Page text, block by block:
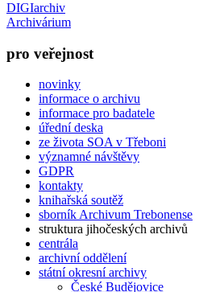
DIGIarchiv
Archivárium
pro veřejnost
novinky
informace o archivu
informace pro badatele
úřední deska
ze života SOA v Třeboni
významné návštěvy
GDPR
kontakty
knihařská soutěž
sborník Archivum Trebonense
struktura jihočeských archivů
centrála
archivní oddělení
státní okresní archivy
České Budějovice